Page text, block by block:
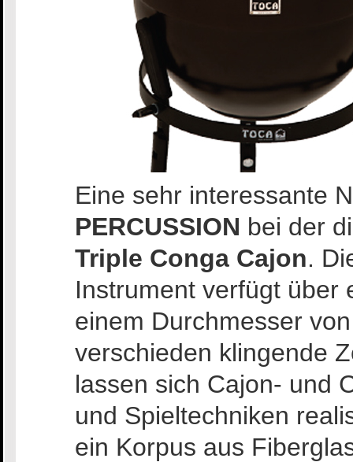
Eine sehr interessante
PERCUSSION bei der
Triple Conga Cajon.
Instrument verfügt über
einem Durchmesser
verschieden klingende
lassen sich Cajon- und
und Spieltechniken
ein Korpus aus